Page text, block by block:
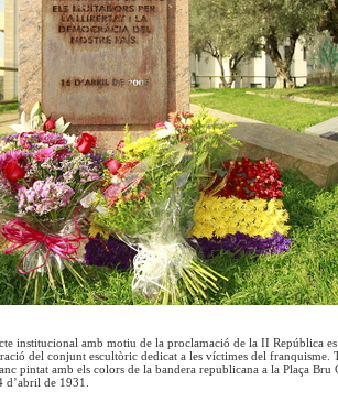
institucional amb motiu de la proclamació de la II República es
del conjunt escultòric dedicat a les víctimes del franquisme.
pintat amb els colors de la bandera republicana a la Plaça
d’abril de 1931.